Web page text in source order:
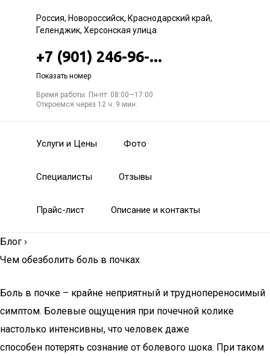
Россия, Новороссийск, Краснодарский край,
Геленджик, Херсонская улица
+7 (901) 246-96-...
Показать номер
Время работы: Пн-пт: 08:00—17:00
Откроемся через 12 ч. 9 мин.
Услуги и Цены Фото
Специалисты Отзывы
Прайс-лист Описание и контакты
Блог ›
Чем обезболить боль в почках
Боль в почке – крайне неприятный и труднопереносимый
симптом. Болевые ощущения при почечной колике
настолько интенсивны, что человек даже
способен потерять сознание от болевого шока. При таком